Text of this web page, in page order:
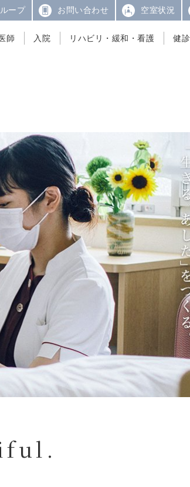
師 入院 リハビリ・緩和・看護 健診
ープ お問い合わせ 空室状況